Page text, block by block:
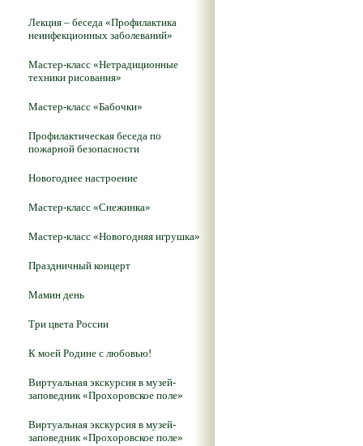
Лекция – беседа «Профилактика
неинфекционных заболеваний»
Мастер-класс «Нетрадиционные
техники рисования»
Мастер-класс «Бабочки»
Профилактическая беседа по
пожарной безопасности
Новогоднее настроение
Мастер-класс «Снежинка»
Мастер-класс «Новогодняя игрушка»
Праздничный концерт
Мамин день
Три цвета России
К моей Родине с любовью!
Виртуальная экскурсия в музей-
заповедник «Прохоровское поле»
Виртуальная экскурсия в музей-
заповедник «Прохоровское поле»